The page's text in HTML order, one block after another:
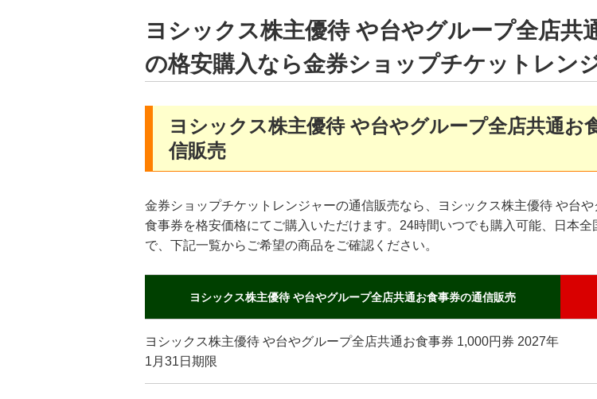
ヨシックス株主優待 や台やグループ全店共
の格安購入なら金券ショップチケットレン
ヨシックス株主優待 や台やグループ全店共通お
信販売
金券ショップチケットレンジャーの通信販売なら、ヨシックス株主優待 や台
食事券を格安価格にてご購入いただけます。24時間いつでも購入可能、日本全
で、下記一覧からご希望の商品をご確認ください。
ヨシックス株主優待 や台やグループ全店共通お食事券の通信販売
ヨシックス株主優待 や台やグループ全店共通お食事券 1,000円券 2027年
1月31日期限